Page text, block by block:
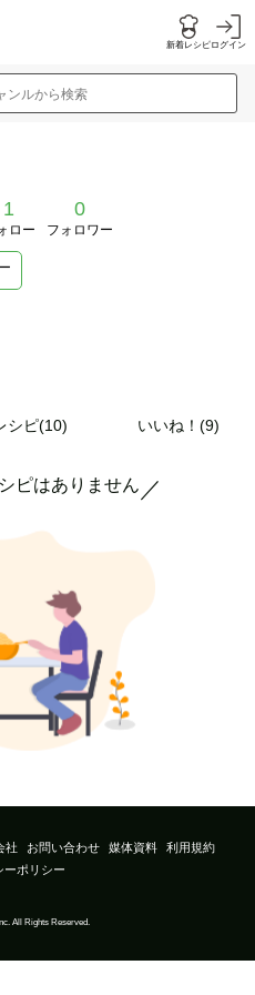
新着レシピログイン
ンルから検索
1
ロー
0
フォロワー
シピ(10) いいね！(9)
ピはありません ／
社 お問い合わせ 媒体資料
利用規約
ーポリシー
All Rights Reserved.